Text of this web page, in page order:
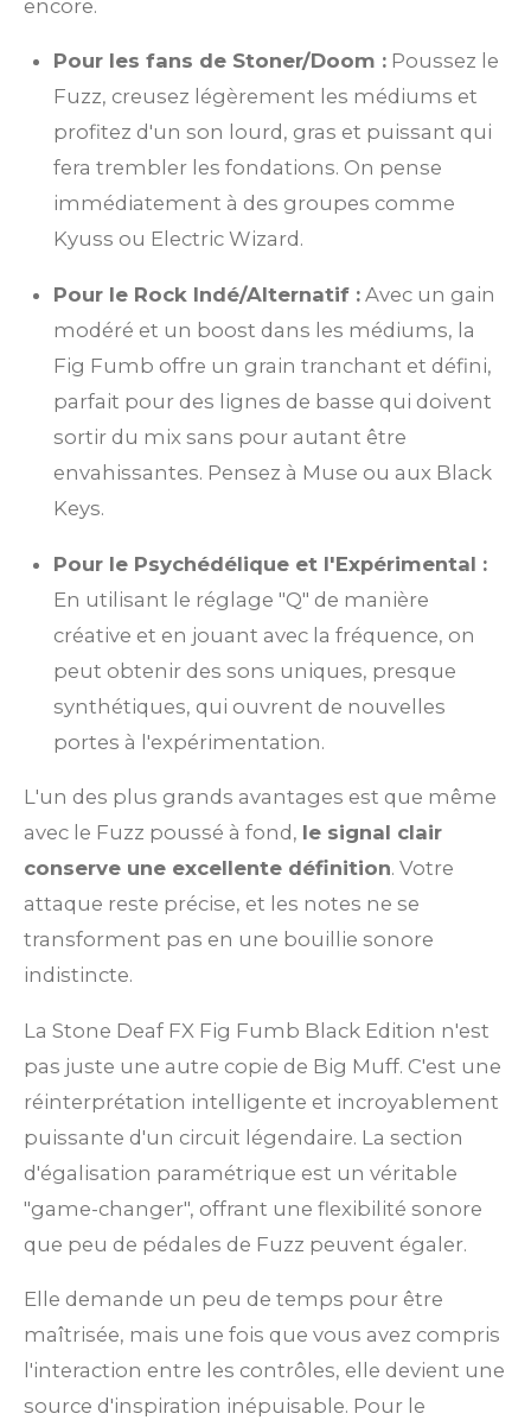
encore.
Pour les fans de Stoner/Doom : Poussez le
Fuzz, creusez légèrement les médiums et
profitez d'un son lourd, gras et puissant qui
fera trembler les fondations. On pense
immédiatement à des groupes comme
Kyuss ou Electric Wizard.
Pour le Rock Indé/Alternatif : Avec un gain
modéré et un boost dans les médiums, la
Fig Fumb offre un grain tranchant et défini,
parfait pour des lignes de basse qui doivent
sortir du mix sans pour autant être
envahissantes. Pensez à Muse ou aux Black
Keys.
Pour le Psychédélique et l'Expérimental :
En utilisant le réglage "Q" de manière
créative et en jouant avec la fréquence, on
peut obtenir des sons uniques, presque
synthétiques, qui ouvrent de nouvelles
portes à l'expérimentation.
L'un des plus grands avantages est que même
avec le Fuzz poussé à fond, le signal clair
conserve une excellente définition. Votre
attaque reste précise, et les notes ne se
transforment pas en une bouillie sonore
indistincte.
La Stone Deaf FX Fig Fumb Black Edition n'est
pas juste une autre copie de Big Muff. C'est une
réinterprétation intelligente et incroyablement
puissante d'un circuit légendaire. La section
d'égalisation paramétrique est un véritable
"game-changer", offrant une flexibilité sonore
que peu de pédales de Fuzz peuvent égaler.
Elle demande un peu de temps pour être
maîtrisée, mais une fois que vous avez compris
l'interaction entre les contrôles, elle devient une
source d'inspiration inépuisable. Pour le